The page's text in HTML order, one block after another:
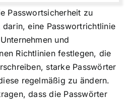
Passwortsicherheit zu
eine Passwortrichtlinie
und
Richtlinien festlegen, die
starke Passwörter
regelmäßig zu ändern.
dass die Passwörter